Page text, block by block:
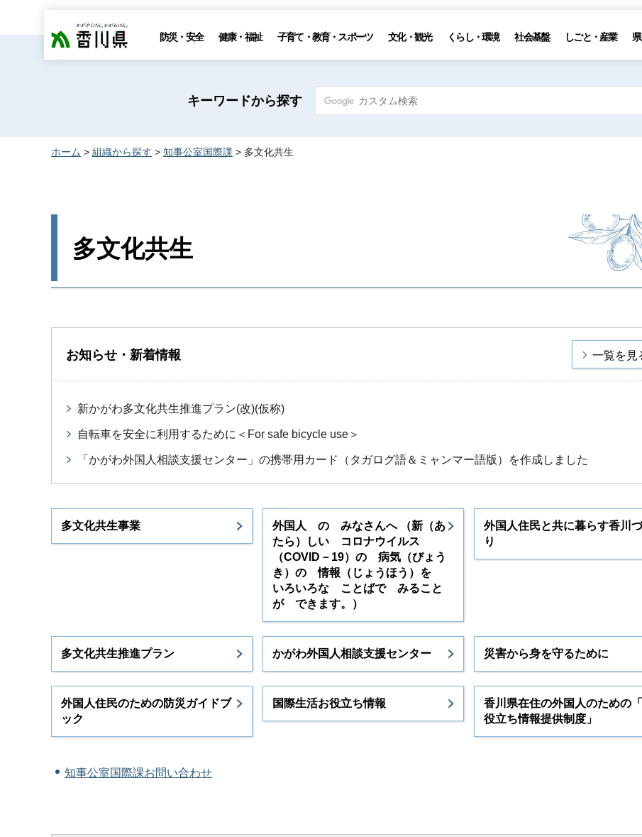
香川県 防災・安全 健康・福祉 子育て・教育・スポーツ 文化・観光 くらし・環境 社会基盤 しごと・産業
キーワードから探す
ホーム > 組織から探す > 知事公室国際課 > 多文化共生
多文化共生
お知らせ・新着情報 一覧を見
新かがわ多文化共生推進プラン(改)(仮称)
自転車を安全に利用するために＜For safe bicycle use＞
「かがわ外国人相談支援センター」の携帯用カード（タガログ語＆ミャンマー語版）を作成しました
多文化共生事業
外国人 の みなさんへ （新（あ
たら）しい コロナウイルス
（COVID－19）の 病気（びょう
き）の 情報（じょうほう）を
いろいろな ことばで みること
が できます。）
外国人住民と共に暮らす香川づ
り
多文化共生推進プラン かがわ外国人相談支援センター 災害から身を守るために
外国人住民のための防災ガイドブ
ック
国際生活お役立ち情報
香川県在住の外国人のための
役立ち情報提供制度」
知事公室国際課お問い合わせ